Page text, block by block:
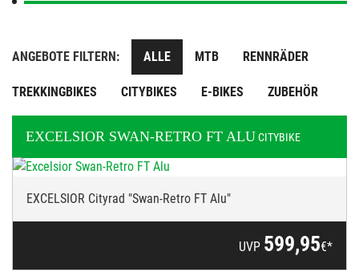
ANGEBOTE FILTERN: ALLE MTB RENNRÄDER
TREKKINGBIKES CITYBIKES E-BIKES ZUBEHÖR
EXCELSIOR SWAN-RETRO FT ALUCITYBIKE
EXCELSIOR Cityrad "Swan-Retro FT Alu"
UVP 599,95€*